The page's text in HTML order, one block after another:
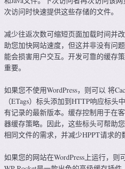
次访问时快速提供这些存储的文件。
减少往返次数可缩短页面加载时间并
助您加快网站速度，但这并非没有问
能会损害用户交互。开发可靠的缓存
重要。
如果您不使用WordPress，则可以 将
（ETags）标头添加到HTTP响应标头
有记录的最新版本。缓存控制用于在
器缓存策略。因此，这些标头可帮助
相同文件的需求，并减少HPPT请求的
如果您的网站在WordPress上运行，则